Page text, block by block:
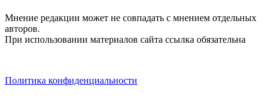
Мнение редакции может не совпадать с мнением отдельных
авторов.
При использовании материалов сайта ссылка обязательна
Политика конфиденциальности